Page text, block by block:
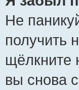
Не
получить
щёлкните
вы снова